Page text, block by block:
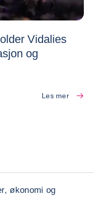
Vidalies
og
Les mer
økonomi og